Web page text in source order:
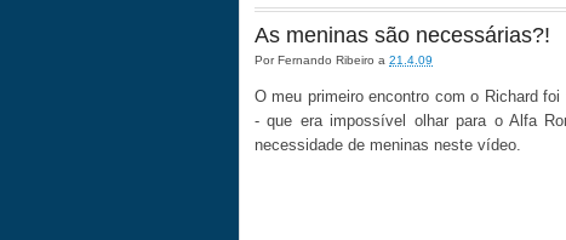
As meninas são necessárias?!
PorFernando Ribeiro a 21.4.09
O meu primeiro encontro com o Richard
- que era impossível olhar para o Alfa
necessidade de meninas neste vídeo.